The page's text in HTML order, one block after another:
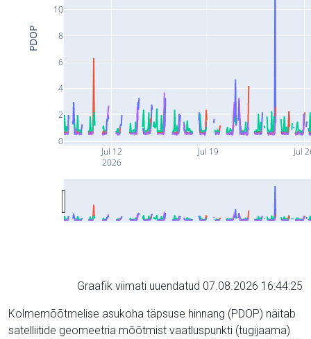
Jul 12
2026
Jul 19 Jul
0
2
4
6
8
10
PDOP
Graafik viimati uuendatud 07.08.2026 16:44:25
Kolmemõõtmelise asukoha täpsuse hinnang (PDOP) näitab
satelliitide geomeetria mõõtmist vaatluspunkti (tugijaama)